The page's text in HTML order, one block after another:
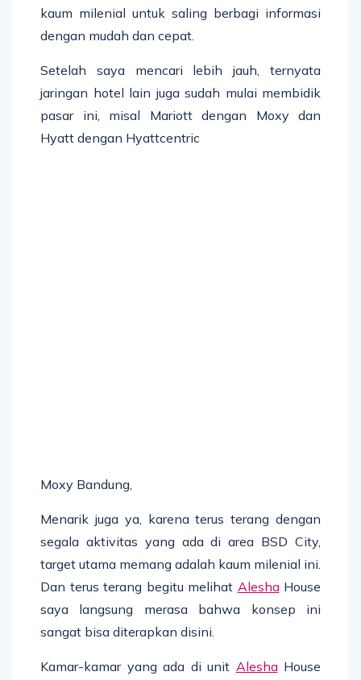
kaum milenial untuk saling berbagi informasi
dengan mudah dan cepat.
Setelah saya mencari lebih jauh, ternyata
jaringan hotel lain juga sudah mulai membidik
pasar ini, misal Mariott dengan Moxy dan
Hyatt dengan Hyattcentric
Moxy Bandung,
Menarik juga ya, karena terus terang dengan
segala aktivitas yang ada di area BSD City,
target utama memang adalah kaum milenial ini.
Dan terus terang begitu melihat AleshaHouse
saya langsung merasa bahwa konsep ini
sangat bisa diterapkan disini.
Kamar-kamar yang ada di unit AleshaHouse